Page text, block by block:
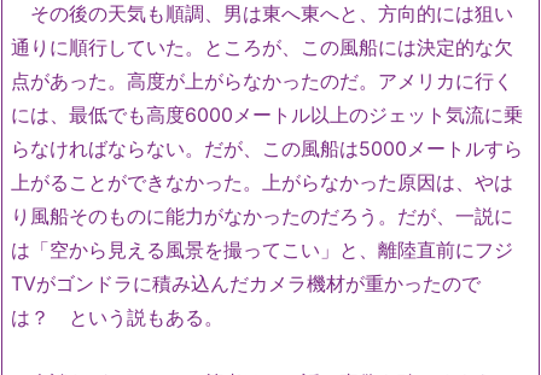
その後の天気も順調、男は東へ東へと、方向的には狙い
通りに順行していた。ところが、この風船には決定的な欠
点があった。高度が上がらなかったのだ。アメリカに行く
には、最低でも高度6000メートル以上のジェット気流に乗
らなければならない。だが、この風船は5000メートルすら
上がることができなかった。上がらなかった原因は、やは
り風船そのものに能力がなかったのだろう。だが、一説に
は「空から見える風景を撮ってこい」と、離陸直前にフジ
TVがゴンドラに積み込んだカメラ機材が重かったので
は？ という説もある。